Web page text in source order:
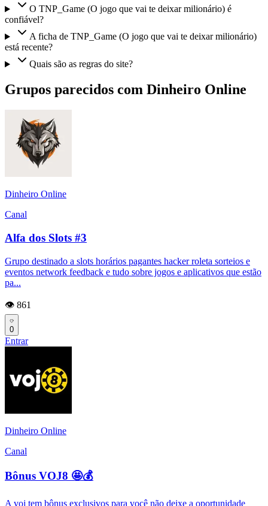
O TNP_Game (O jogo que vai te deixar milionário) é
confiável?
A ficha de TNP_Game (O jogo que vai te deixar milionário)
está recente?
Quais são as regras do site?
Grupos parecidos com Dinheiro Online
Dinheiro Online
Canal
Alfa dos Slots #3
Grupo destinado a slots horários pagantes hacker roleta sorteios e
eventos network feedback e tudo sobre jogos e aplicativos que estão
pa...
👁️ 861
0
Entrar
Dinheiro Online
Canal
Bônus VOJ8 🤩💰
A voj tem bônus exclusivos para você não deixe a oportunidade